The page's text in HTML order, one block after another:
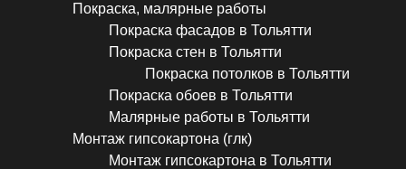
Покраска, малярные работы
Покраска фасадов в Тольятти
Покраска стен в Тольятти
Покраска потолков в Тольятти
Покраска обоев в Тольятти
Малярные работы в Тольятти
Монтаж гипсокартона (глк)
Монтаж гипсокартона в Тольятти